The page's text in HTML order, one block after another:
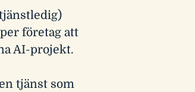
företag att
AI-projekt.
tjänst som